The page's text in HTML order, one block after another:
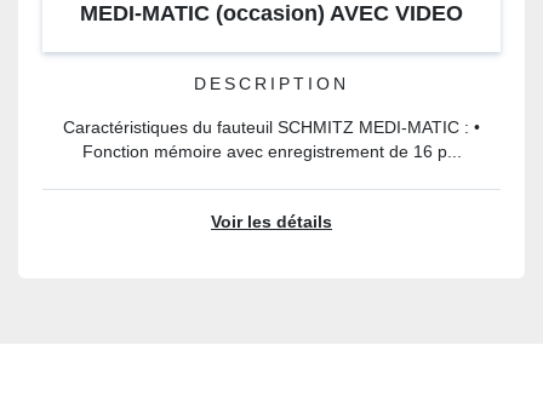
MEDI-MATIC (occasion) AVEC VIDEO
DESCRIPTION
Caractéristiques du fauteuil SCHMITZ MEDI-MATIC : •
Fonction mémoire avec enregistrement de 16 p...
Voir les détails